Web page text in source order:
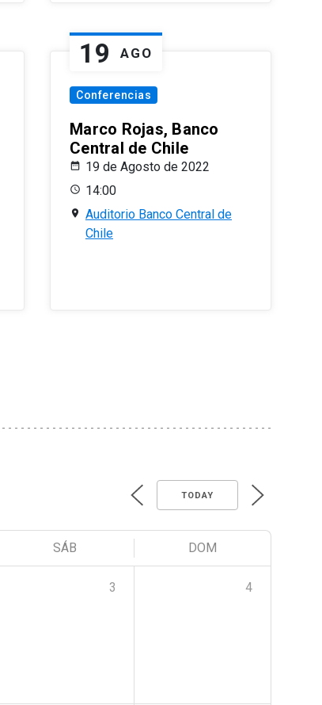
19 AGO
Conferencias
Marco Rojas, Banco
Central de Chile
19 de Agosto de 2022
14:00
Auditorio Banco Central de
Chile
TODAY
SÁB DOM
3 4